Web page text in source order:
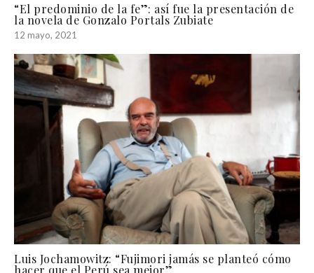
“El predominio de la fe”: así fue la presentación de
la novela de Gonzalo Portals Zubiate
12 mayo, 2021
Luis Jochamowitz: “Fujimori jamás se planteó cómo
hacer que el Perú sea mejor”